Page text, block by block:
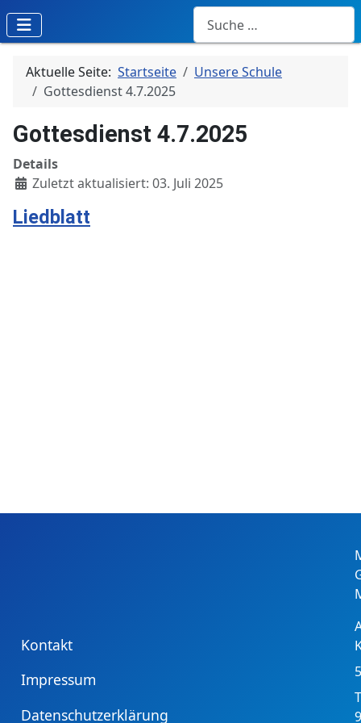
Suchen
Aktuelle Seite: Startseite
Unsere Schule
Gottesdienst 4.7.2025
Gottesdienst 4.7.2025
Details
Zuletzt aktualisiert: 03. Juli 2025
Liedblatt
Kontakt
Impressum
Datenschutzerklärung